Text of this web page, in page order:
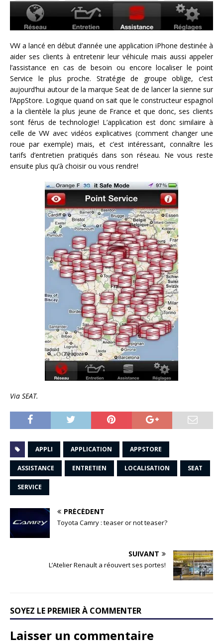
VW a lancé en début d’année une application iPhone destinée à
aider ses clients à entretenir leur véhicule mais aussi appeler
l’assistance en cas de besoin ou encore localiser le point
Service le plus proche. Stratégie de groupe oblige, c’est
aujourd’hui autour de la marque Seat de de lancer la sienne sur
l’AppStore. Logique quand on sait que le constructeur espagnol
a la clientèle la plus jeune de France et que donc, ses clients
sont férus de technologie! L’application est donc similaire à
celle de VW avec vidéos explicatives (comment changer une
roue par exemple) mais, et c’est intéressant, connaître les
tarifs d’entretien pratiqués dans son réseau. Ne vous reste
ensuite plus qu’à choisir ou vous rendre!
Via SEAT.
APPLI APPLICATION APPSTORE
ASSISTANCE ENTRETIEN LOCALISATION SEAT
SERVICE
PRÉCÉDENT
Toyota Camry : teaser or not teaser?
SUIVANT
L’Atelier Renault a réouvert ses portes!
SOYEZ LE PREMIER À COMMENTER
Laisser un commentaire